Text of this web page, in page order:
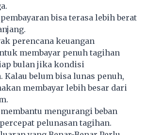
bisa terasa lebih berat
perencana keuangan
membayar penuh tagihan
bulan jika kondisi
belum bisa lunas penuh,
membayar lebih besar dari
mengurangi beban
pelunasan tagihan.